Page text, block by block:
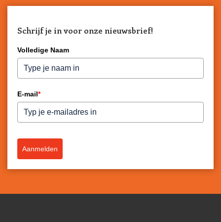
Schrijf je in voor onze nieuwsbrief!
Volledige Naam
E-mail*
Aanmelden